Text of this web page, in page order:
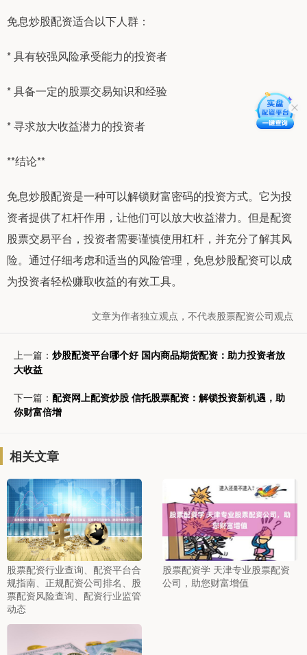
免息炒股配资适合以下人群：
* 具有较强风险承受能力的投资者
* 具备一定的股票交易知识和经验
* 寻求放大收益潜力的投资者
**结论**
免息炒股配资是一种可以解锁财富密码的投资方式。它为投
资者提供了杠杆作用，让他们可以放大收益潜力。但是配资
股票交易平台，投资者需要谨慎使用杠杆，并充分了解其风
险。通过仔细考虑和适当的风险管理，免息炒股配资可以成
为投资者轻松赚取收益的有效工具。
文章为作者独立观点，不代表股票配资公司观点
上一篇： 炒股配资平台哪个好 国内商品期货配资：助力投资者放
大收益
下一篇： 配资网上配资炒股 信托股票配资：解锁投资新机遇，助
你财富倍增
相关文章
股票配资行业查询、配资平台合
规指南、正规配资公司排名、股
票配资风险查询、配资行业监管
动态
股票配资学 天津专业股票配资
公司，助您财富增值